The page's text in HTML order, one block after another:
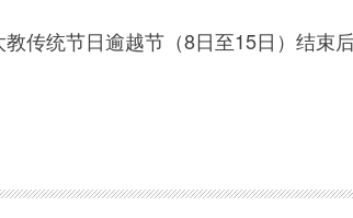
统节日逾越节（8日至15日）结束